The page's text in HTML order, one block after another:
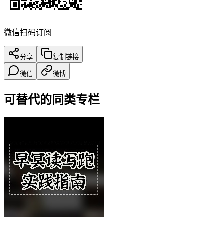
微信扫码订阅
分享 复制链接
微信 微博
可替代的同类专栏